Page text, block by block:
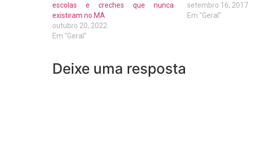
escolas e creches que nunca
existiram no MA
outubro 20, 2022
Em "Geral"
setembro 16, 2017
Em "Geral"
Deixe uma resposta